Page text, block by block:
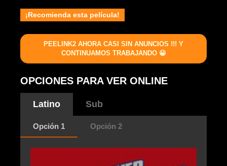
¡Recomienda esta película!
PEELINK2 AHORA CASI SIN ANUNCIOS !!! Y
CONTINUAMOS TRABAJANDO 😀
OPCIONES PARA VER ONLINE
Latino Sub
Opción 1 Opción 2